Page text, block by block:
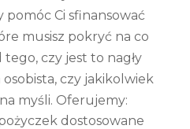
Ci sfinansować
musisz pokryć na co
czy jest to nagły
czy jakikolwiek
myśli. Oferujemy:
dostosowane